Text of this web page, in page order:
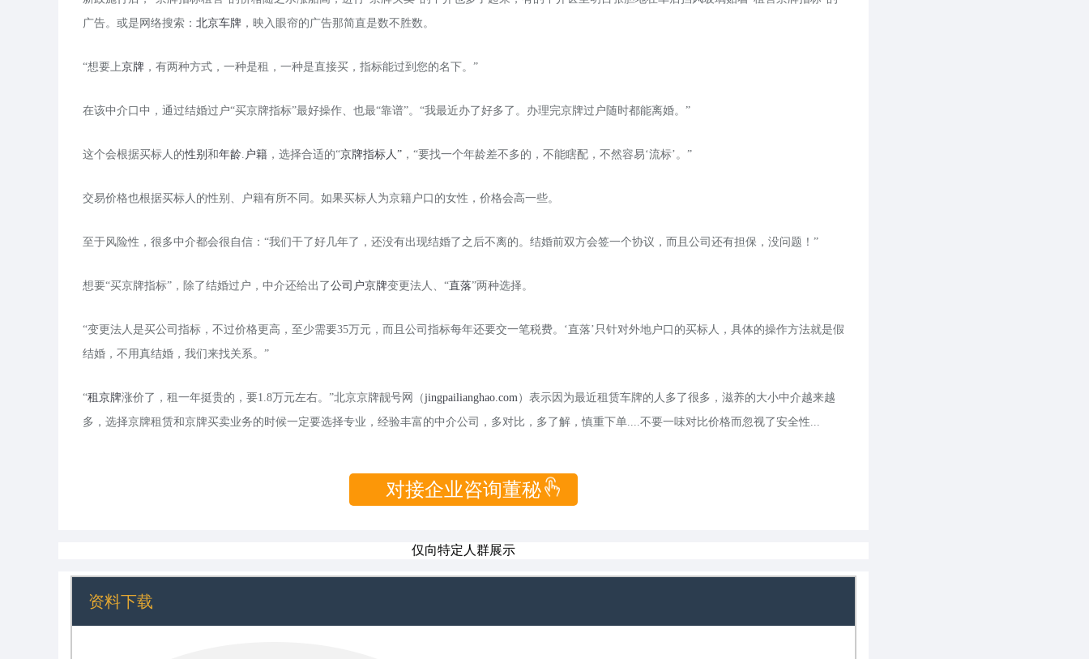
广告。或是网络搜索： 北京车牌 ，映入眼帘的广告那简直是数不胜数。
“想要上京牌 ，有两种方式，一种是租，一种是直接买，指标能过到您的名下。”
在该中介口中，通过结婚过户“买京牌指标”最好操作、也最“靠谱”。“我最近办了好多了。办理完京牌过户随时都能离婚。”
这个会根据买标人的性别 和年龄. 户籍 ，选择合适的“京牌指标人” ，“要找一个年龄差不多的，不能瞎配，不然容易‘流标’。”
交易价格也根据买标人的性别、户籍有所不同。如果买标人为京籍户口的女性，价格会高一些。
至于风险性，很多中介都会很自信：“我们干了好几年了，还没有出现结婚了之后不离的。结婚前双方会签一个协议，而且公司还有担保，没问题！”
想要“买京牌指标”，除了结婚过户，中介还给出了公司户京牌变更法人、“直落”两种选择。
“变更法人是买公司指标，不过价格更高，至少需要35万元，而且公司指标每年还要交一笔税费。‘直落’只针对外地户口的买标人，具体的操作方法就是假
结婚，不用真结婚，我们来找关系。”
“租京牌涨价了，租一年挺贵的，要1.8万元左右。”北京京牌靓号网（jingpailianghao.com）表示因为最近租赁车牌的人多了很多，滋养的大小中介越来越
多，选择京牌租赁和京牌买卖业务的时候一定要选择专业，经验丰富的中介公司，多对比，多了解，慎重下单....不要一味对比价格而忽视了安全性...
对接企业咨询董秘
仅向特定人群展示
资料下载